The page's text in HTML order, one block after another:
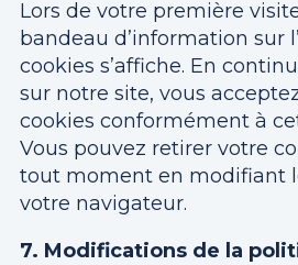
Lors de votre première
bandeau d’information sur
cookies s’affiche. En
sur notre site, vous
cookies conformément à
Vous pouvez retirer votre
tout moment en modifiant
votre navigateur.
7. Modifications de la